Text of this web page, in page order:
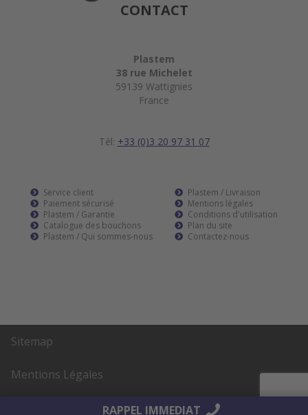
CONTACT
Plastem
38 rue Michelet
59139 Wattignies
France
Tél: +33 (0)3 20 97 31 07
Service client
Paiement sécurisé
Plastem / Garantie
Catalogue des bouchons
Plastem / Qui sommes-nous
Plastem / Livraison
Mentions légales
Conditions d'utilisation
Plan du site
Contactez-nous
RAPPEL IMMEDIAT
Sitemap
Mentions Légales
AltaïsWeb